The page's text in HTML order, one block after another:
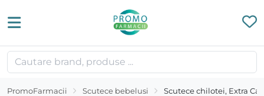
PromoFarmacii Scutece bebelusi Scutece chilotei, Extra